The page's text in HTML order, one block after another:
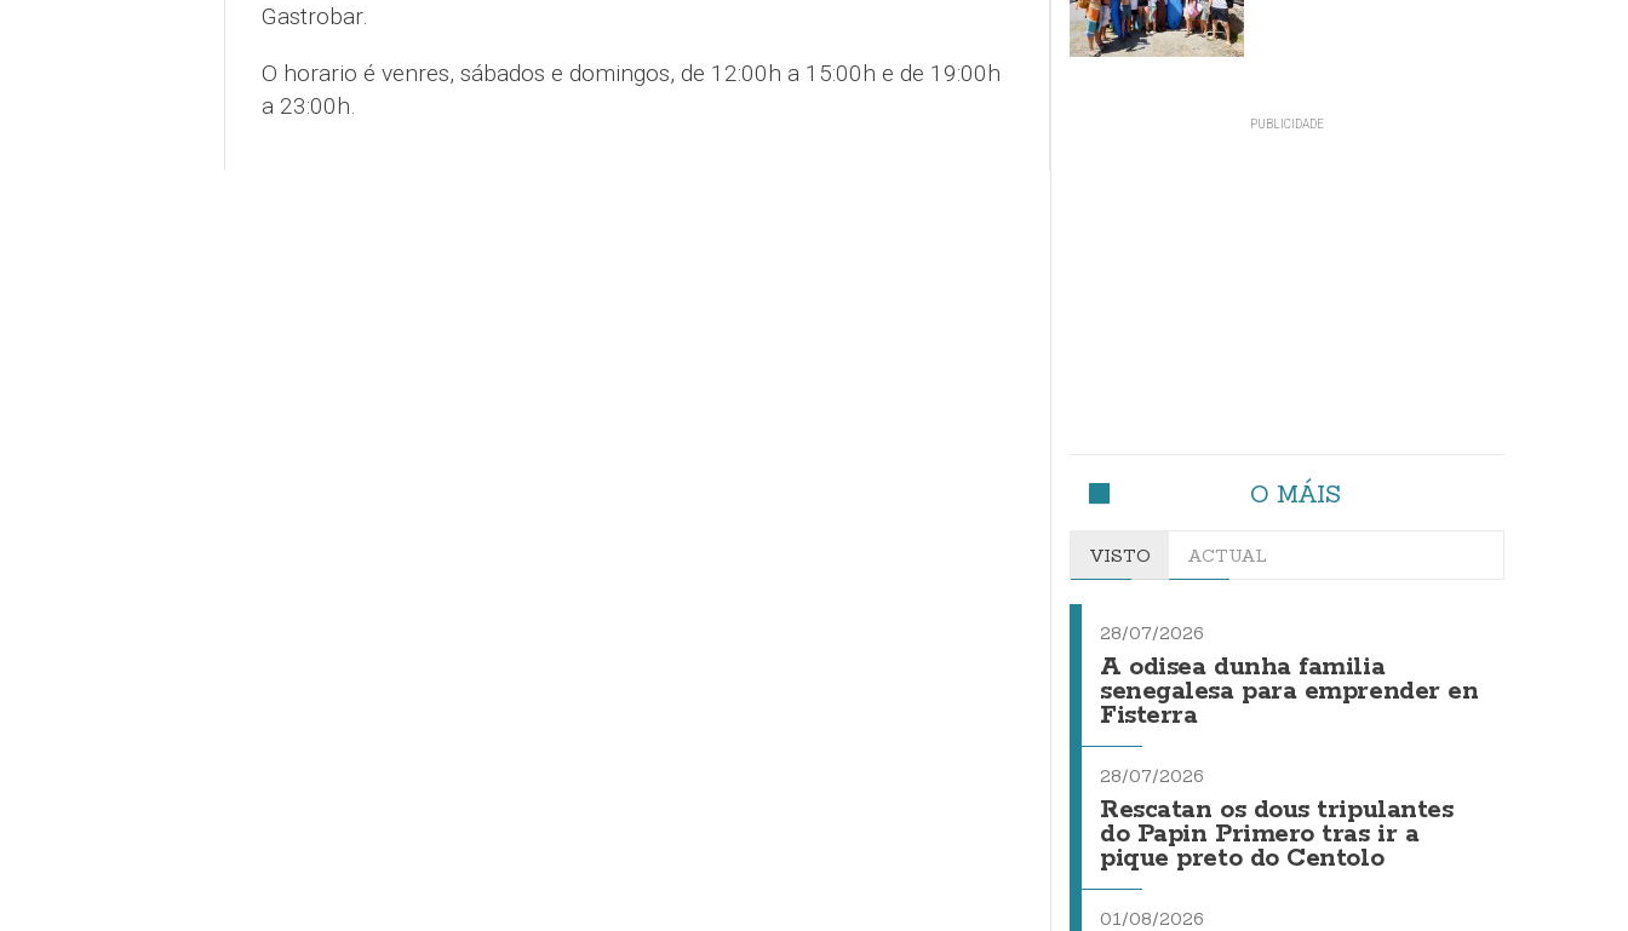
Gastrobar.
O horario é venres, sábados e domingos, de 12:00h a 15:00h e de 19:00h
a 23:00h.
O MÁIS
VISTO ACTUAL
28/07/2026
A odisea dunha familia
senegalesa para emprender en
Fisterra
28/07/2026
Rescatan os dous tripulantes
do Papin Primero tras ir a
pique preto do Centolo
01/08/2026